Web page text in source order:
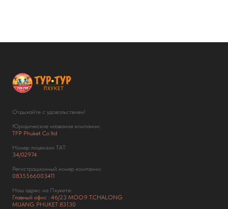
Отдыхайте с удовольствием!
Юридическое название компании:
TFP Phuket Co ltd
Номер лицензии ТАТ:
34/02974
Регистрационный номер компании:
0835566003411
Наш адрес на Пхукете:
Главный офис : 46/23 MOO.9 T.CHALONG
MUANG PHUKET 83130